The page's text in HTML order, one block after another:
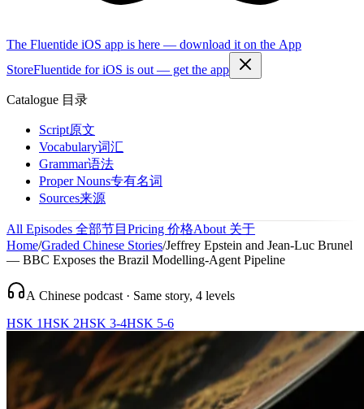
The Fluentide iOS app is here — download it on the App
StoreFluentide for iOS is out — get the app
Catalogue 目录
Script原文
Vocabulary词汇
Grammar语法
Proper Nouns专有名词
Sources来源
All Episodes 全部节目 Pricing 价格About 关于
Home/Graded Chinese Stories/Jeffrey Epstein and Jean-Luc Brunel
— BBC Exposes the Brazil Modelling-Agent Pipeline
A Chinese podcast · Same story, 4 levels
HSK 1HSK 2HSK 3-4HSK 5-6